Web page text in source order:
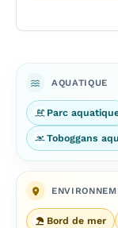
AQUATIQUE
Parc
Toboggans
Bord de mer